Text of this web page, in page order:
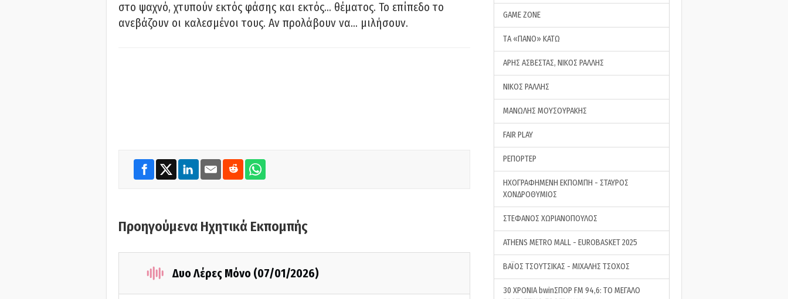
στο ψαχνό, χτυπούν εκτός φάσης και εκτός… θέματος. Το επίπεδο το
ανεβάζουν οι καλεσμένοι τους. Αν προλάβουν να… μιλήσουν.
Προηγούμενα Ηχητικά Εκπομπής
Δυο Λέρες Μόνο (07/01/2026)
GAME ZONE
ΤA «ΠΑΝΟ» ΚΑΤΩ
ΑΡΗΣ ΑΣΒΕΣΤΑΣ, ΝΙΚΟΣ ΡΑΛΛΗΣ
ΝΙΚΟΣ ΡΑΛΛΗΣ
ΜΑΝΩΛΗΣ ΜΟΥΣΟΥΡΑΚΗΣ
FAIR PLAY
ΡΕΠΟΡΤΕΡ
ΗΧΟΓΡΑΦΗΜΕΝΗ ΕΚΠΟΜΠΗ - ΣΤΑΥΡΟΣ
ΧΟΝΔΡΟΘΥΜΙΟΣ
ΣΤΕΦΑΝΟΣ ΧΩΡΙΑΝΟΠΟΥΛΟΣ
ATHENS METRO MALL - EUROBASKET 2025
ΒΑΪΟΣ ΤΣΟΥΤΣΙΚΑΣ - ΜΙΧΑΛΗΣ ΤΣΟΧΟΣ
30 ΧΡΟΝΙΑ bwinΣΠΟΡ FM 94,6: ΤΟ ΜΕΓΑΛΟ